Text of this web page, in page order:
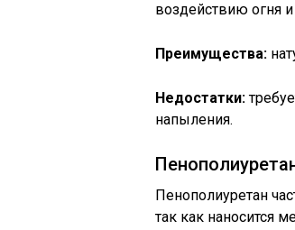
воздействию огня
Преимущества:
Недостатки:
напыления.
Пенополиуретан
так как наносится